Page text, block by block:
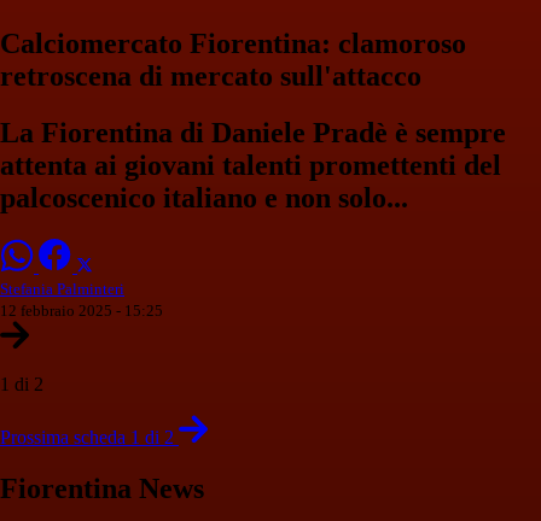
Calciomercato Fiorentina: clamoroso
retroscena di mercato sull'attacco
La Fiorentina di Daniele Pradè è sempre
attenta ai giovani talenti promettenti del
palcoscenico italiano e non solo...
Stefania Palminteri
12 febbraio 2025 - 15:25
1 di 2
Prossima scheda 1 di 2
Fiorentina News